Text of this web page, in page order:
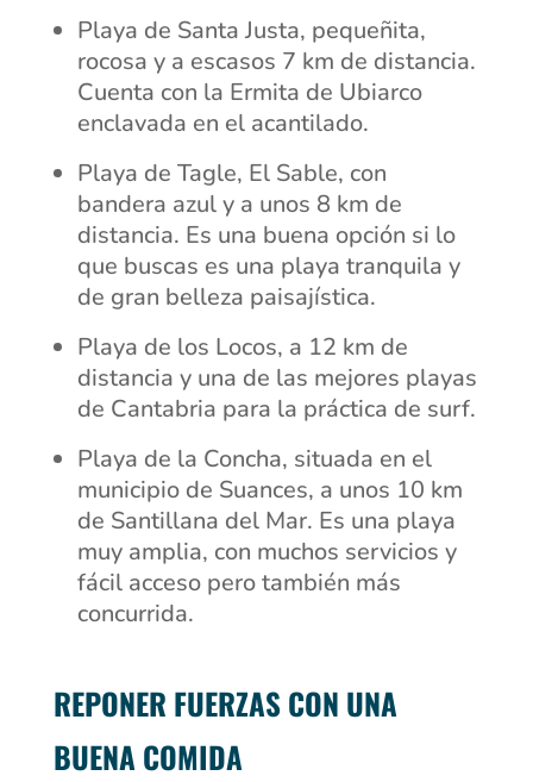
Playa de Santa Justa, pequeñita,
rocosa y a escasos 7 km de distancia.
Cuenta con la Ermita de Ubiarco
enclavada en el acantilado.
Playa de Tagle, El Sable, con
bandera azul y a unos 8 km de
distancia. Es una buena opción si lo
que buscas es una playa tranquila y
de gran belleza paisajística.
Playa de los Locos, a 12 km de
distancia y una de las mejores playas
de Cantabria para la práctica de surf.
Playa de la Concha, situada en el
municipio de Suances, a unos 10 km
de Santillana del Mar. Es una playa
muy amplia, con muchos servicios y
fácil acceso pero también más
concurrida.
REPONER FUERZAS CON UNA
BUENA COMIDA